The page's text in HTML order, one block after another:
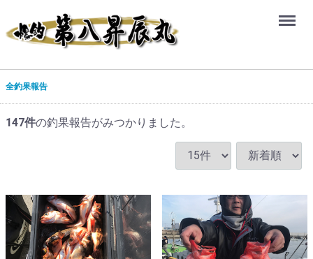
Menu
全釣果報告
147件の釣果報告がみつかりました。